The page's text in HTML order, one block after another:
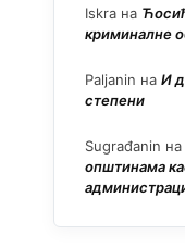
Iskra на
криминалне
Paljanin на И
степени
Sugrađanin на
општинама